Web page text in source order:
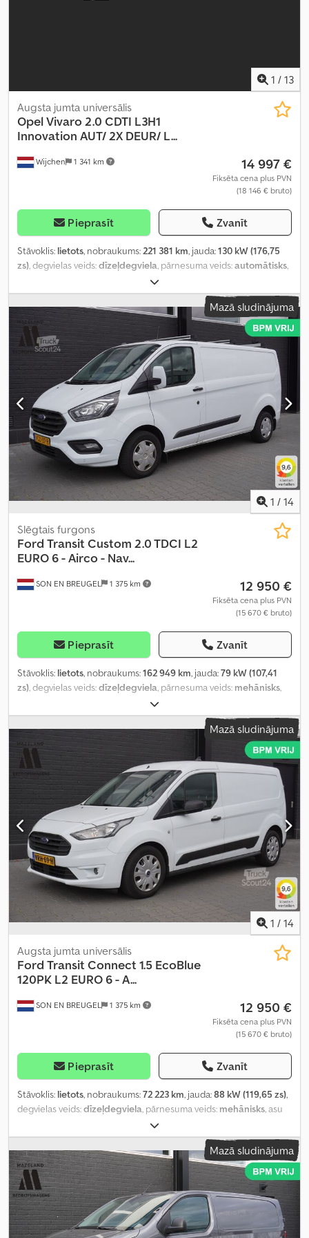
1 / 13
Wijchen 1 341 km
Augsta jumta universālis
OpelVivaro 2.0 CDTI L3H1
Innovation AUT/ 2X DEUR/ L...
14 997 €
Fiksēta cena plus PVN
(18 146 € bruto)
Pieprasīt Zvanīt
Stāvoklis: lietots, nobraukums:221 381 km, jauda:130 kW (176,75
zs), degvielas veids:dīzeļdegviela, pārnesuma veids:automātisks,
, riteņu bāze:
08/2019, krautuves garums:2 430 mm, iekraušanas telpas
augstums:1 220 mm, iekraušanas telpas tilpums:5 m³, degvielas
tvertnes tilpums:
, CO₂ izmeši: 150 g/km, krāsa:melns, sēdvietu
skaits:5, Ražošanas gads: 2019 , Aprīkojums:ABS, borta dators,
bīdāmās durvis, centrālā atslēga, elektroniskā stabilitātes
programma (ESP), gaisa kondicionēšana, gaisa spilvens,
imobilaizersistēma, miglas lukturi, navigācijas sistēma, piekabes
sakabe, stāvvietas sensori, sēdekļa apsilde, vilces kontroles
sistēma,
Mazā sludinājuma
1 / 14
SON EN BREUGEL 1 375 km
Slēgtais furgons
Ford Transit Custom 2.0 TDCI L2
EURO 6 - Airco - Nav...
12 950 €
Fiksēta cena plus PVN
(15 670 € bruto)
Pieprasīt Zvanīt
Stāvoklis: lietots, nobraukums:162 949 km, jauda:79 kW (107,41
zs), degvielas veids:dīzeļdegviela, pārnesuma veids: mehānisks,
, riteņu bāze:
06/2020, degvielas tvertnes tilpums:80 l, CO₂ izmeši:193 g/km,
emisijas klase:Euro 6, krāsa:balts, sēdvietu skaits:3, iepriekšējo
īpašnieku skaits:
, Ražošanas gads:
ABS, borta
dators, bīdāmās durvis, centrālā atslēga, elektroniskā
stabilitātes programma (ESP), gaisa kondicionēšana,
imobilaizersistēma, miglas lukturi, navigācijas sistēma,
stāvvietas sensori, stūres pastiprinātājs, vilces kontroles sistēma ,
Mazā sludinājuma
1 / 14
SON EN BREUGEL 1 375 km
Augsta jumta universālis
Ford Transit Connect 1.5 EcoBlue
120PK L2 EURO 6 - A...
12 950 €
Fiksēta cena plus PVN
(15 670 € bruto)
Pieprasīt Zvanīt
Stāvoklis: lietots, nobraukums:72 223 km, jauda:88 kW (119,65 zs),
degvielas veids:dīzeļdegviela, pārnesuma veids: mehānisks, asu
3 060 mm
03/2022, degvielas tvertnes tilpums:60 l, CO₂ izmeši:138 g/km,
emisijas klase:Euro 6, krāsa:balts, sēdvietu skaits:2, iepriekšējo
īpašnieku skaits: 3, Ražošanas gads:2022 , Aprīkojums:ABS, borta
dators, centrālā atslēga, elektroniskā stabilitātes programma
(ESP), gaisa kondicionēšana, imobilaizersistēma, miglas lukturi,
stūres pastiprinātājs,
Mazā sludinājuma